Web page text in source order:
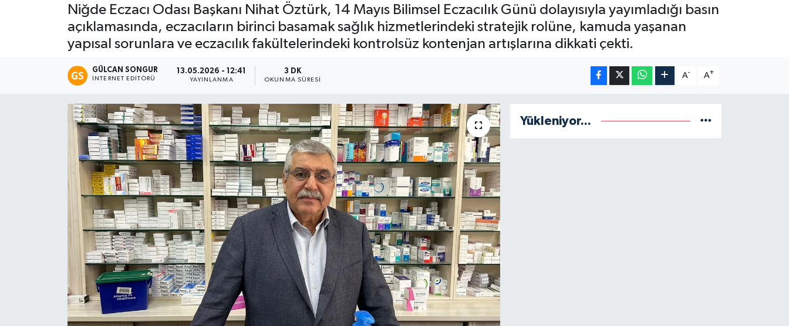
Niğde Eczacı Odası Başkanı Nihat Öztürk, 14 Mayıs Bilimsel Eczacılık Günü dolayısıyla yayımladığı basın
açıklamasında, eczacıların birinci basamak sağlık hizmetlerindeki stratejik rolüne, kamuda yaşanan
yapısal sorunlara ve eczacılık fakültelerindeki kontrolsüz kontenjan artışlarına dikkati çekti.
GÜLCAN SONGUR
İNTERNET EDITÖRÜ
13.05.2026 - 12:41
YAYINLANMA
3 DK
OKUNMA SÜRESI
A- A+
Yükleniyor...
Teknoloji
Resmi İlan